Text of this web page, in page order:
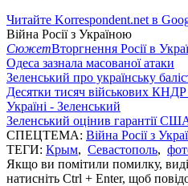
Читайте Korrespondent.net в
Війна Росії з Україною
СюжетВторгнення Росії в
Одеса зазнала масованої атаки
Зеленський про українську
Десятки тисяч військових КНДР
Україні - Зеленський
Зеленський оцінив гарантії
СПЕЦТЕМА: Війна Росії з
ТЕГИ: Крым, Севастополь,
Якщо ви помітили помилку,
натисніть Ctrl + Enter, щоб